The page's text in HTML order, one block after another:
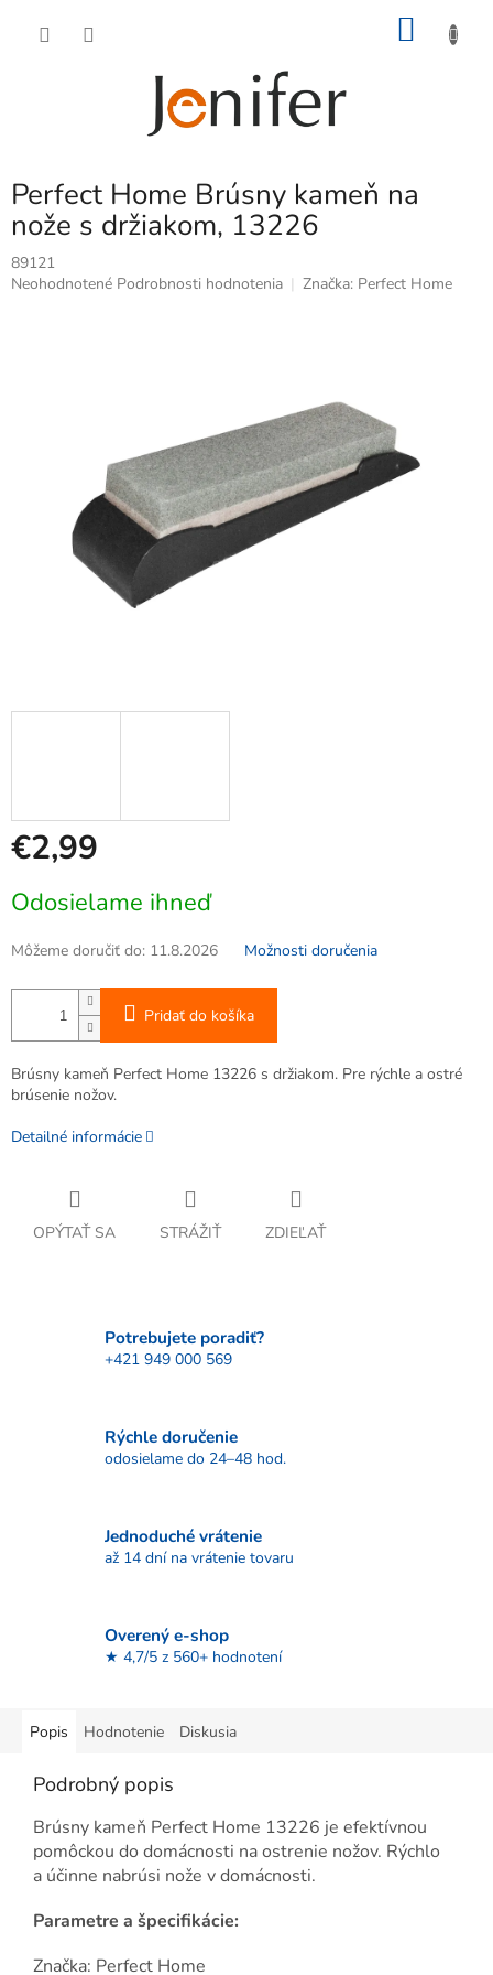
Perfect Home Brúsny kameň na
nože s držiakom, 13226
89121
Priemerné
Neohodnotené Podrobnosti hodnotenia Značka: Perfect Home
€2,99
cena:
Odosielame ihneď
Môžeme doručiť do: 11.8.2026 Možnosti doručenia
Pridať do košíka
Brúsny kameň Perfect Home 13226 s držiakom. Pre rýchle a ostré
brúsenie nožov.
Detailné informácie
OPÝTAŤ SA STRÁŽIŤ ZDIEĽAŤ
Potrebujete poradiť?
+421 949 000 569
Rýchle doručenie
odosielame do 24–48 hod.
Jednoduché vrátenie
až 14 dní na vrátenie tovaru
Overený e-shop
★ 4,7/5 z 560+ hodnotení
Popis Hodnotenie Diskusia
Podrobný popis
Brúsny kameň Perfect Home 13226 je efektívnou
pomôckou do domácnosti na ostrenie nožov. Rýchlo
a účinne nabrúsi nože v domácnosti.
Parametre a špecifikácie:
Značka: Perfect Home